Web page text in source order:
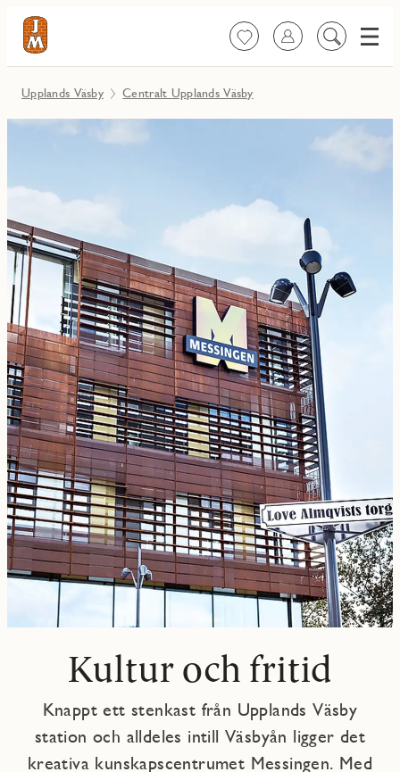
FavoriterLogga in
Sök
Meny
Upplands Väsby Centralt Upplands Väsby
Kultur och fritid
Knappt ett stenkast från Upplands Väsby
station och alldeles intill Väsbyån ligger det
kreativa kunskapscentrumet Messingen. Med